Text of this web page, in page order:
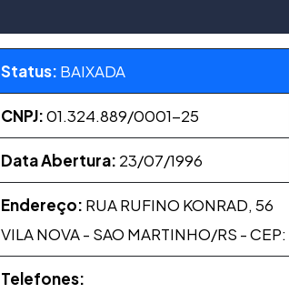
Status: BAIXADA
CNPJ:01.324.889/0001-25
Data Abertura: 23/07/1996
Endereço: RUA RUFINO KONRAD, 56
VILA NOVA - SAO MARTINHO/RS - CEP:
Telefones: